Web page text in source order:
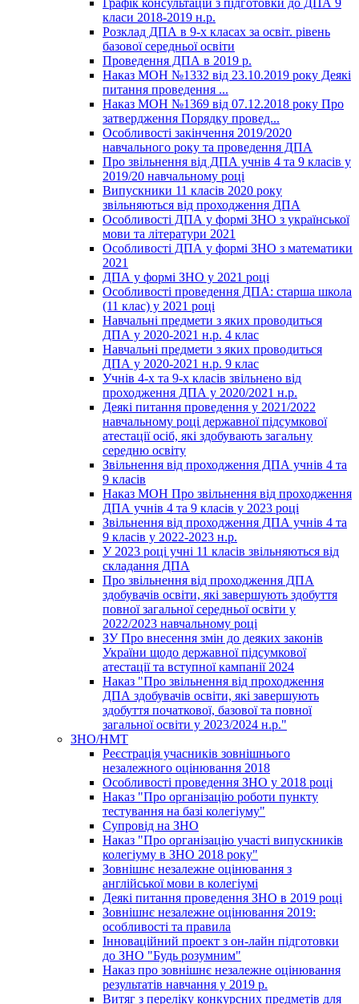
класи 2018-2019 н.р.
Розклад ДПА в 9-х класах за освіт. рівень
базової середньої освіти
Проведення ДПА в 2019 р.
Наказ МОН №1332 від 23.10.2019 року Деякі
питання проведення ...
Наказ МОН №1369 від 07.12.2018 року Про
затвердження Порядку провед...
Особливості закінчення 2019/2020
навчального року та проведення ДПА
Про звільнення від ДПА учнів 4 та 9 класів у
2019/20 навчальному році
Випускники 11 класів 2020 року
звільняються від проходження ДПА
Особливості ДПА у формі ЗНО з української
мови та літератури 2021
Особливості ДПА у формі ЗНО з математики
2021
ДПА у формі ЗНО у 2021 році
Особливості проведення ДПА: старша школа
(11 клас) у 2021 році
Навчальні предмети з яких проводиться
ДПА у 2020-2021 н.р. 4 клас
Навчальні предмети з яких проводиться
ДПА у 2020-2021 н.р. 9 клас
Учнів 4-х та 9-х класів звільнено від
проходження ДПА у 2020/2021 н.р.
Деякі питання проведення у 2021/2022
навчальному році державної підсумкової
атестації осіб, які здобувають загальну
середню освіту
Звільнення від проходження ДПА учнів 4 та
9 класів
Наказ МОН Про звільнення від проходження
ДПА учнів 4 та 9 класів у 2023 році
Звільнення від проходження ДПА учнів 4 та
9 класів у 2022-2023 н.р.
У 2023 році учні 11 класів звільняються від
складання ДПА
Про звільнення від проходження ДПА
здобувачів освіти, які завершують здобуття
повної загальної середньої освіти у
2022/2023 навчальному році
ЗУ Про внесення змін до деяких законів
України щодо державної підсумкової
атестації та вступної кампанії 2024
Наказ "Про звільнення від проходження
ДПА здобувачів освіти, які завершують
здобуття початкової, базової та повної
загальної освіти у 2023/2024 н.р."
ЗНО/НМТ
Реєстрація учасників зовнішнього
незалежного оцінювання 2018
Особливості проведення ЗНО у 2018 році
Наказ "Про організацію роботи пункту
тестування на базі колегіуму"
Супровід на ЗНО
Наказ "Про організацію участі випускників
колегіуму в ЗНО 2018 року"
Зовнішнє незалежне оцінювання з
англійської мови в колегіумі
Деякі питання проведення ЗНО в 2019 році
Зовнішнє незалежне оцінювання 2019:
особливості та правила
Інноваційний проект з он-лайн підготовки
до ЗНО "Будь розумним"
Наказ про зовнішнє незалежне оцінювання
результатів навчання у 2019 р.
Витяг з переліку конкурсних предметів для